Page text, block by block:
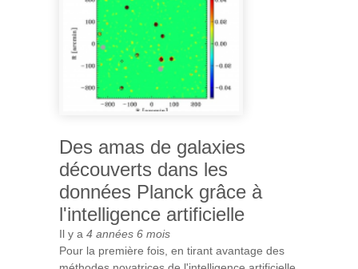
Des amas de galaxies
découverts dans les
données Planck grâce à
l'intelligence artificielle
Il y a 4 années 6 mois
Pour la première fois, en tirant avantage des